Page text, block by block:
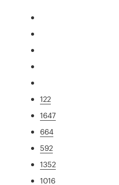
122
1647
664
592
1352
1016